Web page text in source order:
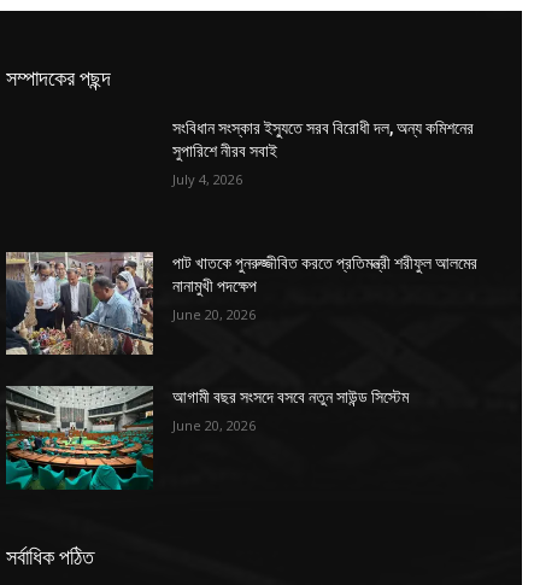
সম্পাদকের পছন্দ
সংবিধান সংস্কার ইস্যুতে সরব বিরোধী দল, অন্য কমিশনের
সুপারিশে নীরব সবাই
July 4, 2026
পাট খাতকে পুনরুজ্জীবিত করতে প্রতিমন্ত্রী শরীফুল আলমের
নানামুখী পদক্ষেপ
June 20, 2026
আগামী বছর সংসদে বসবে নতুন সাউন্ড সিস্টেম
June 20, 2026
সর্বাধিক পঠিত